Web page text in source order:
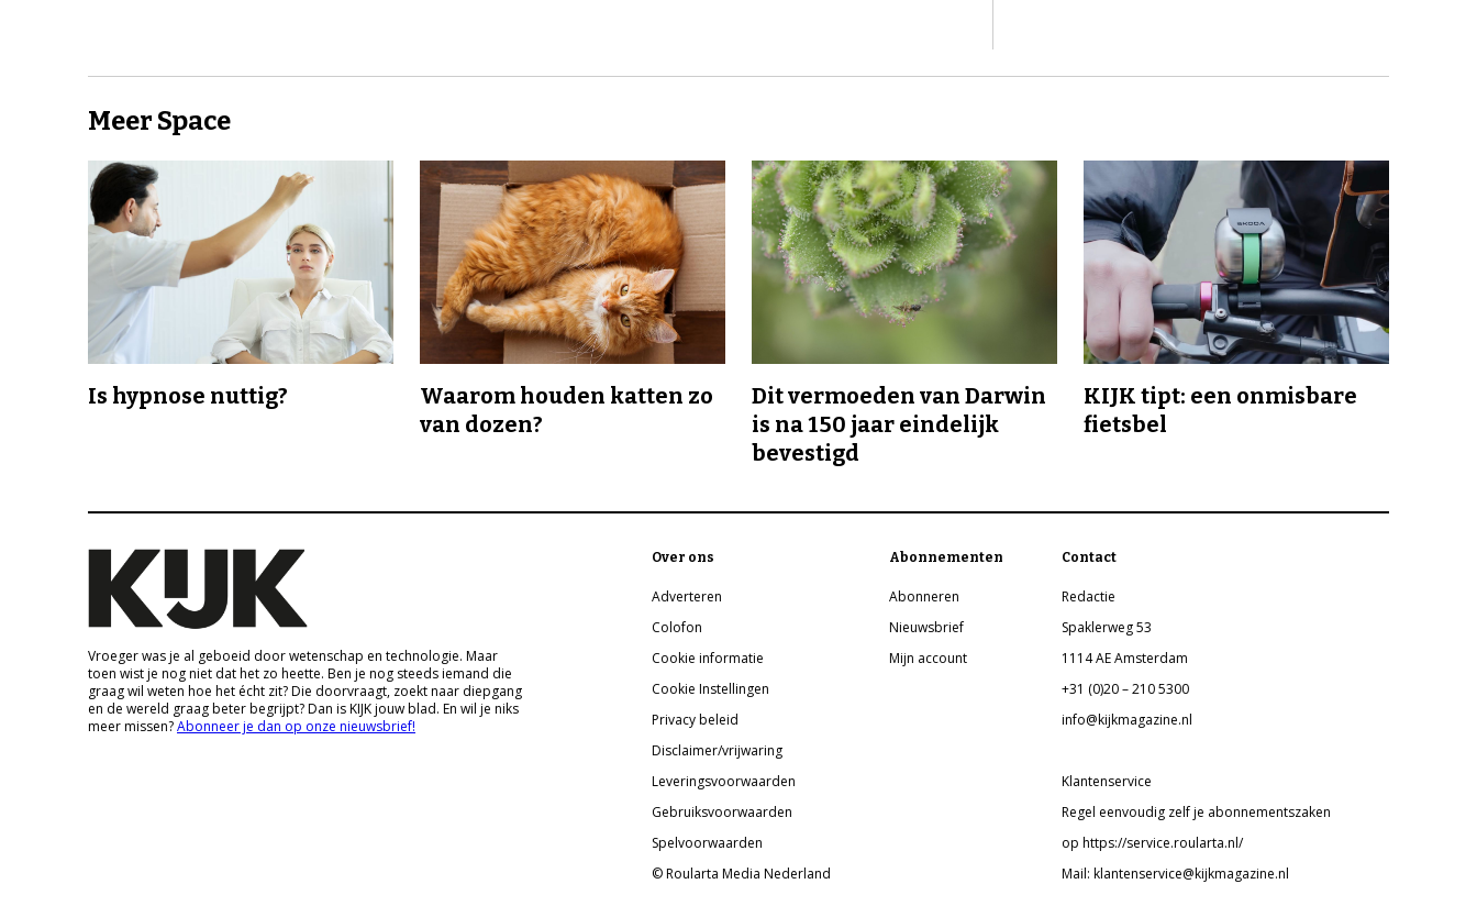
Meer Space
Is hypnose nuttig?
Waarom houden katten zo
van dozen?
Dit vermoeden van Darwin
is na 150 jaar eindelijk
bevestigd
KIJK tipt: een onmisbare
fietsbel
Vroeger was je al geboeid door wetenschap en technologie. Maar
toen wist je nog niet dat het zo heette. Ben je nog steeds iemand die
graag wil weten hoe het écht zit? Die doorvraagt, zoekt naar diepgang
en de wereld graag beter begrijpt? Dan is KIJK jouw blad. En wil je niks
meer missen?Abonneer je dan op onze nieuwsbrief!
Over ons
Adverteren
Colofon
Cookie informatie
Cookie Instellingen
Privacy beleid
Disclaimer/vrijwaring
Leveringsvoorwaarden
Gebruiksvoorwaarden
Spelvoorwaarden
© Roularta Media Nederland
Abonnementen
Abonneren
Nieuwsbrief
Mijn account
Contact
Redactie
Spaklerweg 53
1114 AE Amsterdam
+31 (0)20 – 210 5300
info@kijkmagazine.nl
Klantenservice
Regel eenvoudig zelf je abonnementszaken
op https://service.roularta.nl/
Mail: klantenservice@kijkmagazine.nl